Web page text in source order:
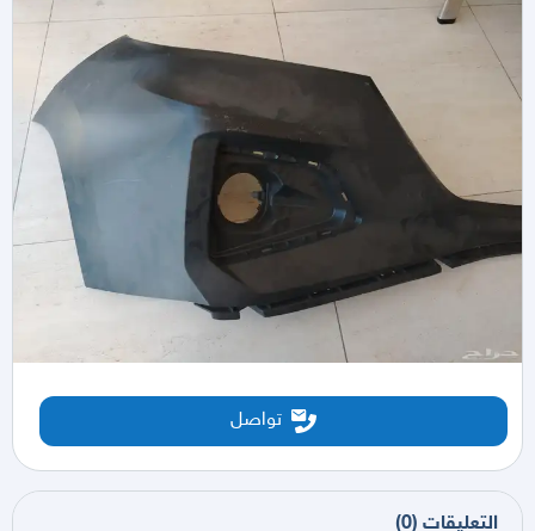
تواصل
التعليقات (
0
)